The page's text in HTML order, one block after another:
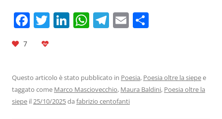
F
b
o
T Li
dI
n
W
A
p
T
a
m
E
vi
di
7
Questo articolo è stato pubblicato in Poesia, Poesia oltre la siepee
taggato come Marco Masciovecchio, Maura Baldini, Poesia oltre la
siepe il25/10/2025da fabrizio centofanti